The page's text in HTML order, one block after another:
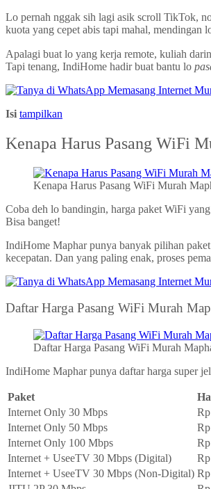
Lo pernah nggak sih lagi asik scroll TikTok,
kuota yang cepet abis tapi mahal, mendingan
Apalagi buat lo yang kerja remote, kuliah
Tapi tenang, IndiHome hadir buat bantu lo
Isi tampilkan
Kenapa Harus Pasang WiFi
Kenapa Harus Pasang WiFi Murah
Coba deh lo bandingin, harga paket WiFi
Bisa banget!
IndiHome Maphar punya banyak pilihan
kecepatan. Dan yang paling enak, proses
Daftar Harga Pasang WiFi Murah
Daftar Harga Pasang WiFi Murah
IndiHome Maphar punya daftar harga super
Paket
Internet Only 30 Mbps
Internet Only 50 Mbps
Internet Only 100 Mbps
Internet + UseeTV 30 Mbps (Digital)
Internet + UseeTV 30 Mbps (Non-Digital)